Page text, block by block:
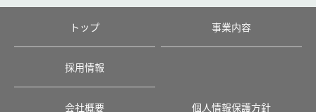
トップ 事業内容
採用情報
会社概要 個人情報保護方針